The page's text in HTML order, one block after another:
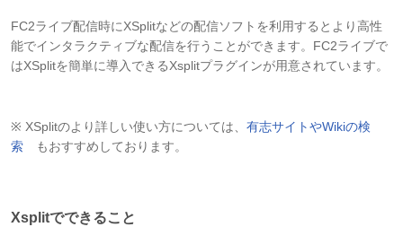
FC2ライブ配信時にXSplitなどの配信ソフトを利用するとより高性
能でインタラクティブな配信を行うことができます。FC2ライブで
はXSplitを簡単に導入できるXsplitプラグインが用意されています。
※ XSplitのより詳しい使い方については、 有志サイトやWikiの検
索 もおすすめしております。
Xsplitでできること